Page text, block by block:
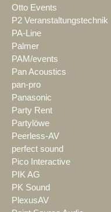
Otto Events
P2 Veranstaltungstechnik
PA-Line
Palmer
PAM/events
Pan Acoustics
pan-pro
Panasonic
Party Rent
Partylöwe
Peerless-AV
perfect sound
Pico Interactive
PIK AG
PK Sound
PlexusAV